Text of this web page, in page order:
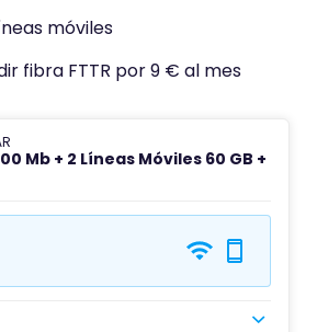
móviles
fibra FTTR por 9 € al mes
Mb + 2 Líneas Móviles 60 GB +